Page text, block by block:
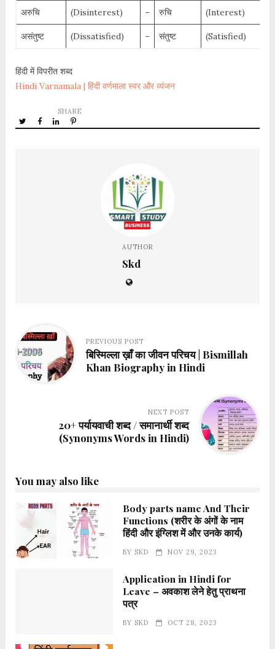
अरुचि (Disinterest) – रुचि (Interest)
असंतुष्ट (Dissatisfied) – संतुष्ट (Satisfied)
हिंदी में विपरीत शब्द
Hindi Varnamala | हिंदी वर्णमाला स्वर और व्यंजन
SHARE
AUTHOR
Skd
PREVIOUS POST
बिस्मिल्ला ख़ाँ का जीवन परिचय | Bismillah
Khan Biography in Hindi
NEXT POST
20+ पर्यायवाची शब्द / समानार्थी शब्द
(Synonyms Words in Hindi)
You may also like
Body parts name And Their
Functions (शरीर के अंगों के नाम
हिंदी और इंग्लिश में और उनके कार्य)
BY SKD NOV 29, 2023
Application in Hindi for
Leave – अवकाश लेने हेतु प्राथना
पत्र
BY SKD OCT 28, 2023